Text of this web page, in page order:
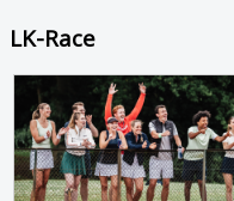
LK-Race